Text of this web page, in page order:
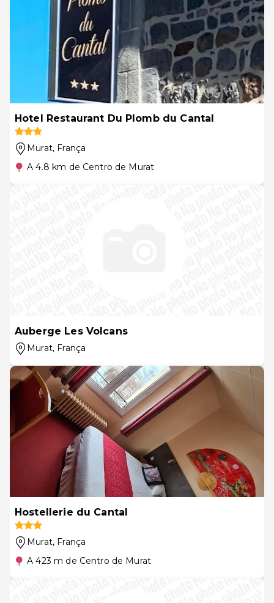
Hotel Restaurant Du Plomb du Cantal
Murat, França
A 4.8 km de Centro de Murat
Auberge Les Volcans
Murat, França
Hostellerie du Cantal
Murat, França
A 423 m de Centro de Murat